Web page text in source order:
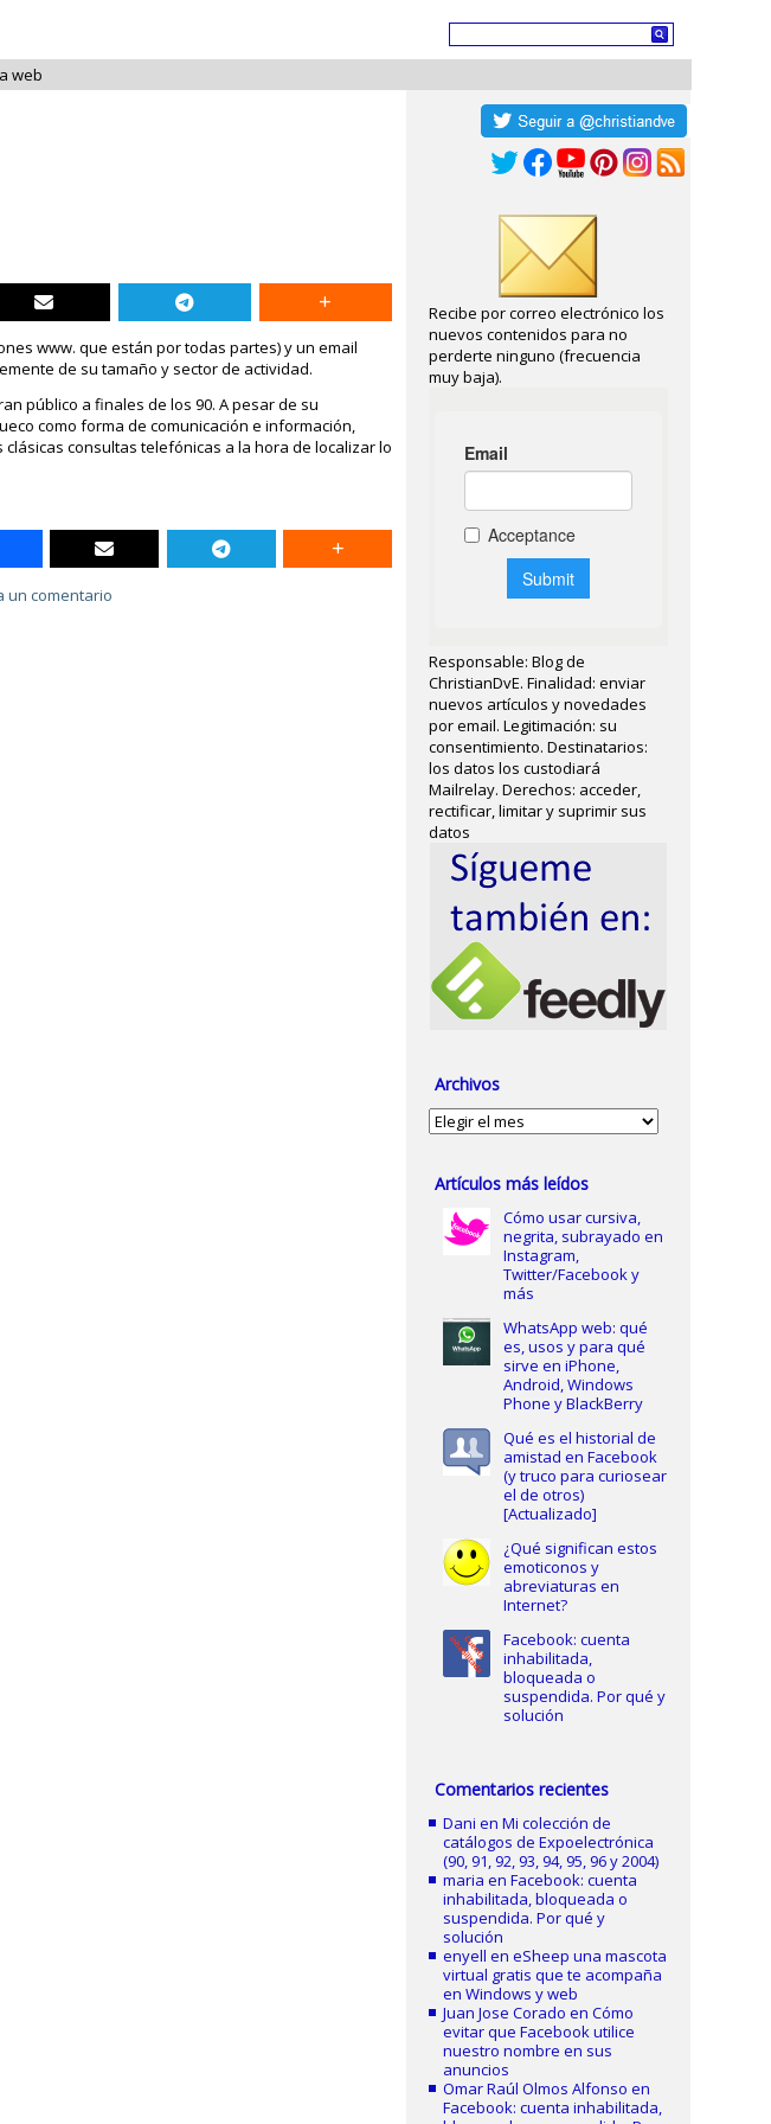
web
www. que están por todas partes) y un email
de su tamaño y sector de actividad.
público a finales de los 90. A pesar de su
como forma de comunicación e información,
consultas telefónicas a la hora de localizar lo
un comentario
Recibe por correo electrónico los
nuevos contenidos para no
perderte ninguno (frecuencia
muy baja).
Responsable: Blog de
ChristianDvE. Finalidad: enviar
nuevos artículos y novedades
por email. Legitimación: su
consentimiento. Destinatarios:
los datos los custodiará
Mailrelay. Derechos: acceder,
rectificar, limitar y suprimir sus
datos
Archivos
Archivos
Artículos más leídos
Cómo usar cursiva,
negrita, subrayado en
Instagram,
Twitter/Facebook y
más
WhatsApp web: qué
es, usos y para qué
sirve en iPhone,
Android, Windows
Phone y BlackBerry
Qué es el historial de
amistad en Facebook
(y truco para curiosear
el de otros)
[Actualizado]
¿Qué significan estos
emoticonos y
abreviaturas en
Internet?
Facebook: cuenta
inhabilitada,
bloqueada o
suspendida. Por qué y
solución
Comentarios recientes
Dani enMi colección de
catálogos de Expoelectrónica
(90, 91, 92, 93, 94, 95, 96 y 2004)
maria enFacebook: cuenta
inhabilitada, bloqueada o
suspendida. Por qué y
solución
enyell eneSheep una mascota
virtual gratis que te acompaña
en Windows y web
Juan Jose Corado enCómo
evitar que Facebook utilice
nuestro nombre en sus
anuncios
Omar Raúl Olmos Alfonso en
Facebook: cuenta inhabilitada,